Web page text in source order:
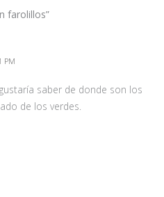
farolillos”
PM
saber de donde son los
de los verdes.